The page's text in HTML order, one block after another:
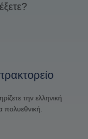
την ελληνική
πολυεθνική.